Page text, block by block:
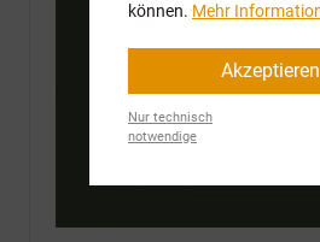
können. Mehr
Akzeptieren
Nur technisch
notwendige